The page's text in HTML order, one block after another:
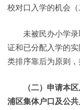
校对口入学的机会（
未被民办小学录
证和已分配入学的
类排序靠后为原则，
（二）申请本区
浦区集体户口及公共